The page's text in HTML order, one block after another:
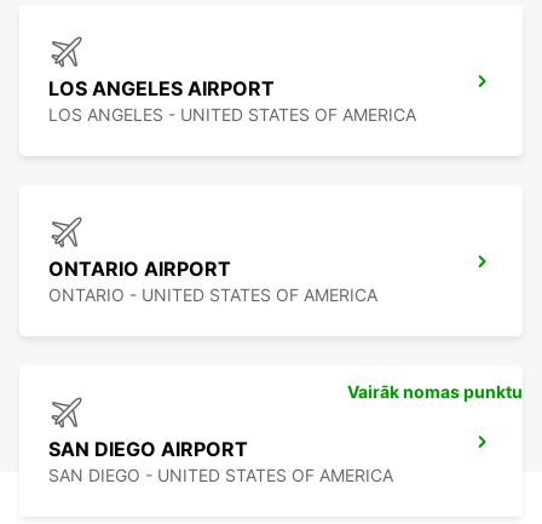
LOS ANGELES AIRPORT
LOS ANGELES - UNITED STATES OF AMERICA
ONTARIO AIRPORT
ONTARIO - UNITED STATES OF AMERICA
SAN DIEGO AIRPORT
SAN DIEGO - UNITED STATES OF AMERICA
Vairāk nomas punktu